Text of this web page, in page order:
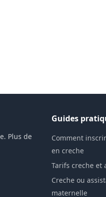
Plus de
Guides
Comment
en creche
Tarifs creche et
Creche ou
maternelle